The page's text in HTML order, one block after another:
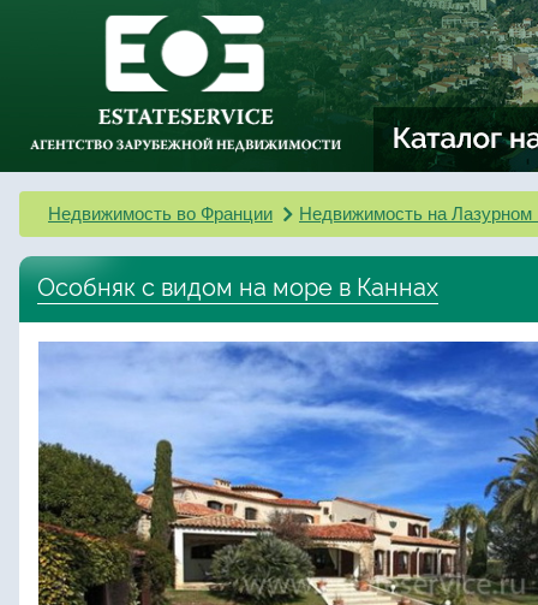
Недвижимость во Франции Недвижимость на Лазурном
Особняк с видом на море в Каннах